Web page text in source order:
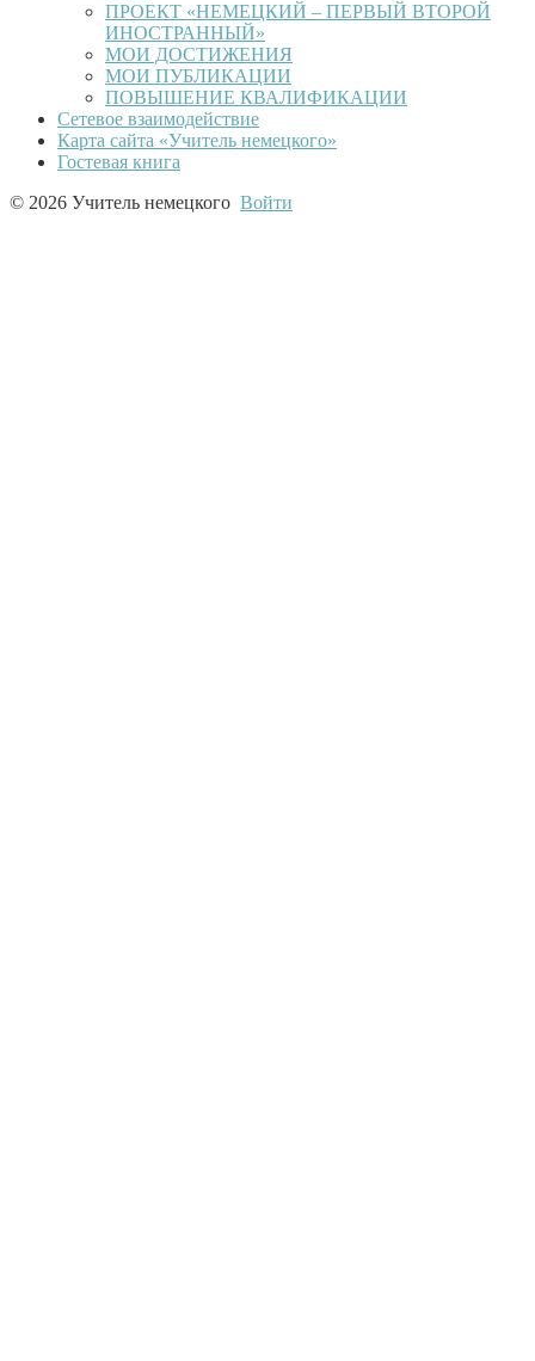
ПРОЕКТ «НЕМЕЦКИЙ – ПЕРВЫЙ ВТОРОЙ
ИНОСТРАННЫЙ»
МОИ ДОСТИЖЕНИЯ
МОИ ПУБЛИКАЦИИ
ПОВЫШЕНИЕ КВАЛИФИКАЦИИ
Сетевое взаимодействие
Карта сайта «Учитель немецкого»
Гостевая книга
© 2026 Учитель немецкого Войти